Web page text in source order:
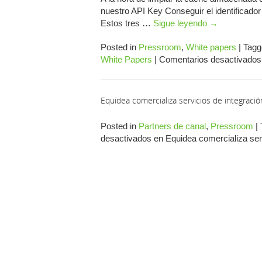
nuestro API Key Conseguir el
Estos tres … Sigue leyendo →
Posted in Pressroom, White papers |
White Papers | Comentarios desactivados
Equidea comercializa servicios de
Posted in Partners de canal, Pressroom |
desactivados en Equidea comercializa